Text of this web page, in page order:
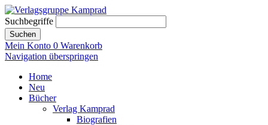
Suchbegriffe
Suchen
Mein Konto 0 Warenkorb
Navigation überspringen
Home
Neu
Bücher
Verlag Kamprad
Biografien